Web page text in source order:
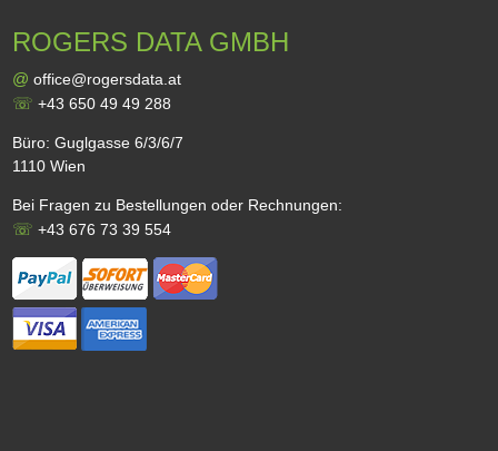
ROGERS DATA GMBH
@ office@rogersdata.at
☏+43 650 49 49 288
Büro: Guglgasse 6/3/6/7
1110 Wien
Bei Fragen zu Bestellungen oder Rechnungen:
☏+43 676 73 39 554